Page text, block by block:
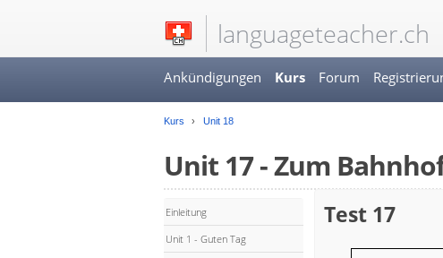
languageteacher.ch
Ankündigungen Kurs Forum
Kurs Unit 18
Unit 17 - Zum
Einleitung
Unit 1 - Guten Tag
Test 17